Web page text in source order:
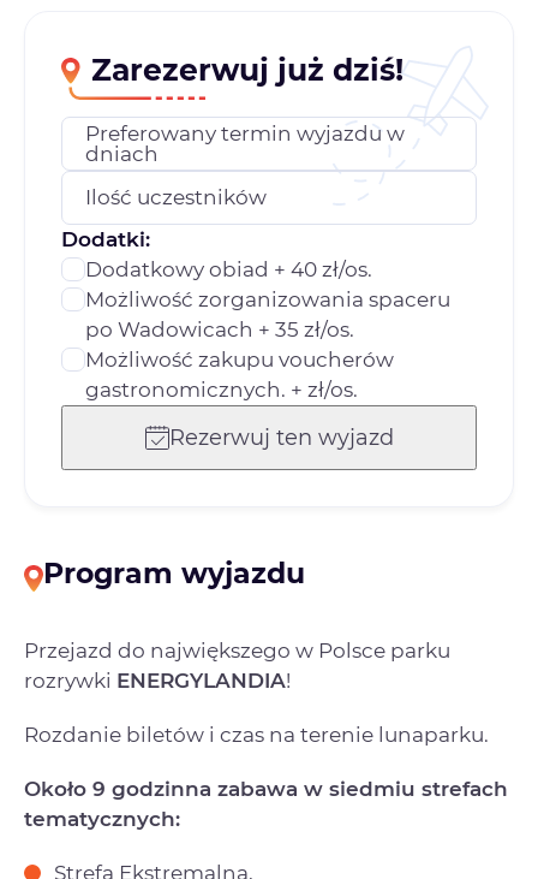
Zarezerwuj już dziś!
Preferowany termin wyjazdu w
dniach
Ilość uczestników
Dodatki:
Dodatkowy obiad + 40 zł/os.
Możliwość zorganizowania spaceru
po Wadowicach + 35 zł/os.
Możliwość zakupu voucherów
gastronomicznych. + zł/os.
Rezerwuj ten wyjazd
Program wyjazdu
Przejazd do największego w Polsce parku
rozrywki ENERGYLANDIA!
Rozdanie biletów i czas na terenie lunaparku.
Około 9 godzinna zabawa w siedmiu strefach
tematycznych:
Strefa Ekstremalna,